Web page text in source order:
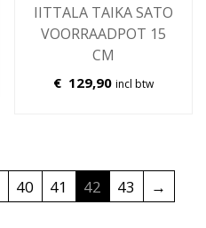
IITTALA TAIKA SATO
VOORRAADPOT 15
CM
€ 129,90 incl btw
40 41 42 43 →